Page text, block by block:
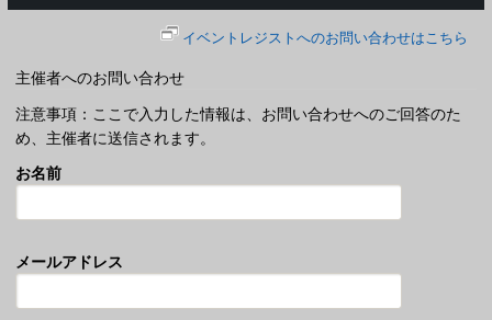
イベントレジストへのお問い合わせはこちら
主催者へのお問い合わせ
注意事項：ここで入力した情報は、お問い合わせへのご回答のた
め、主催者に送信されます。
お名前
メールアドレス